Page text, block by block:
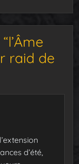
raid de
d’été,